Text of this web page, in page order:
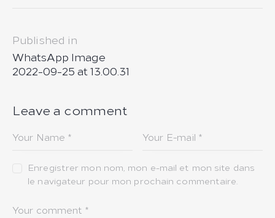
Navigation
de
l’article
Published in
Previous
post:
WhatsApp Image
2022-09-25 at 13.00.31
Leave a comment
Enregistrer mon nom, mon e-mail et mon site dans
le navigateur pour mon prochain commentaire.